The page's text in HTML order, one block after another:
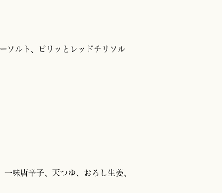
ソルト、ピリッとレッドチリソル
味唐辛子、天つゆ、おろし生姜、